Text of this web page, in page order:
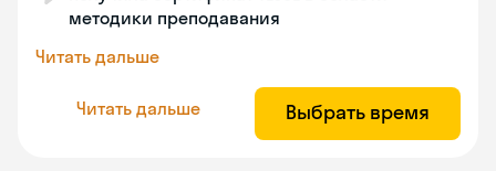
методики преподавания
Читать дальше
Читать дальше Выбрать время